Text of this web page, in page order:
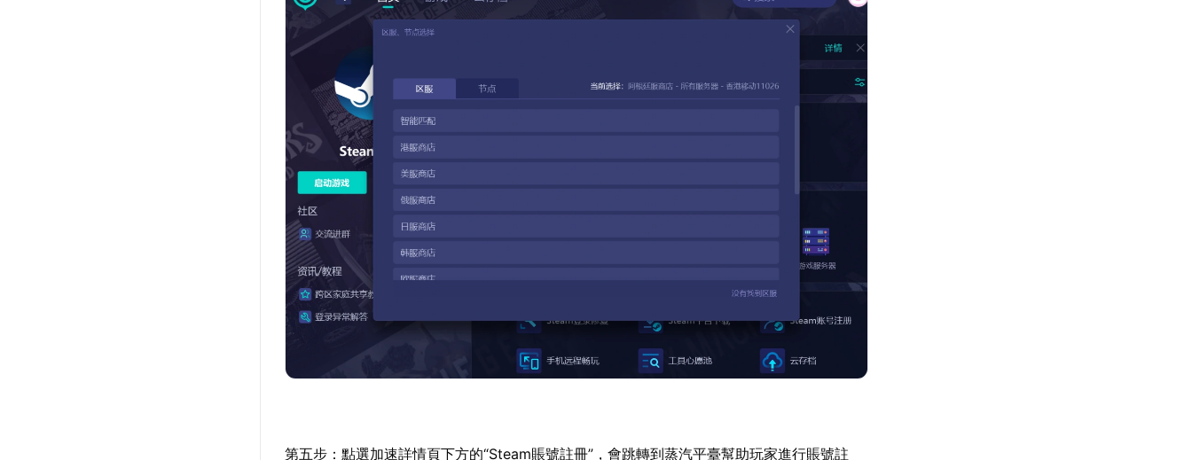
第五步：點選加速詳情頁下方的“Steam賬號註冊”，會跳轉到蒸汽平臺幫助玩家進行賬號註